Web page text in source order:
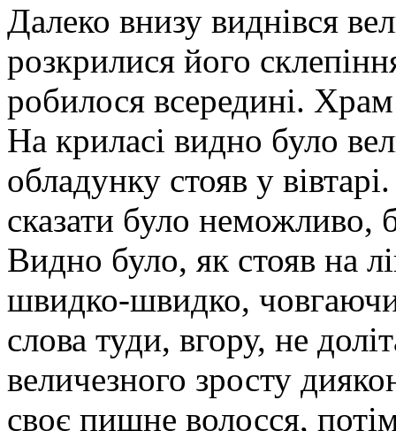
Далеко внизу виднівся
розкрилися його
робилося всередині.
На криласі видно було
обладунку стояв у
сказати було неможливо,
Видно було, як стояв на
швидко-швидко,
слова туди, вгору, не
величезного зросту
своє пишне волосся,